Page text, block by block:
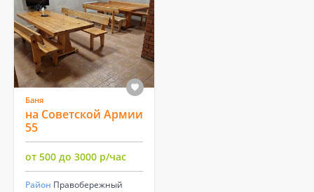
Баня
на Советской Армии
55
от 500 до 3000 р/час
Район Правобережный